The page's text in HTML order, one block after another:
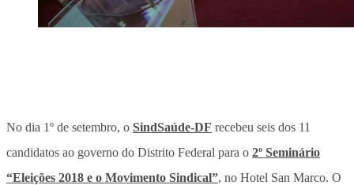
No dia 1º de setembro, o SindSaúde-DF recebeu seis dos 11
candidatos ao governo do Distrito Federal para o 2º Seminário
“Eleições 2018 e o Movimento Sindical”, no Hotel San Marco. O